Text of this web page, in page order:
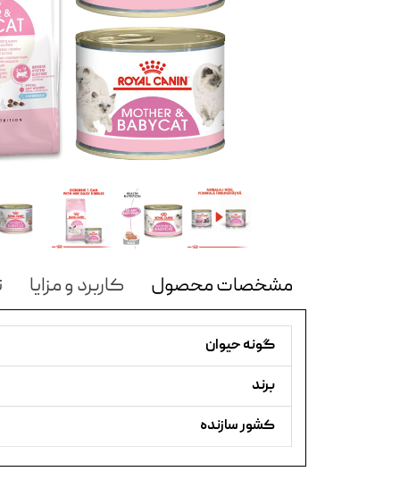
مشخصات محصول کاربرد و مزایا
گونه حیوان
برند
کشور سازنده